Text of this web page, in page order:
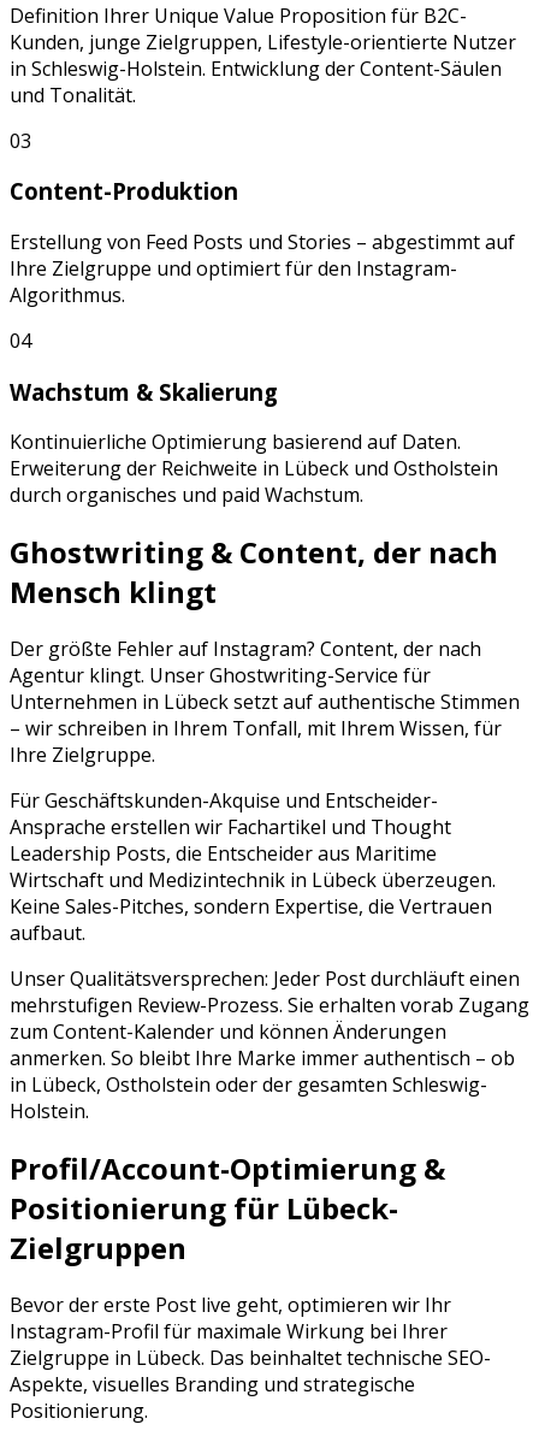
Definition Ihrer Unique Value Proposition für B2C-
Kunden, junge Zielgruppen, Lifestyle-orientierte Nutzer
in Schleswig-Holstein. Entwicklung der Content-Säulen
und Tonalität.
03
Content-Produktion
Erstellung von Feed Posts und Stories – abgestimmt auf
Ihre Zielgruppe und optimiert für den Instagram-
Algorithmus.
04
Wachstum & Skalierung
Kontinuierliche Optimierung basierend auf Daten.
Erweiterung der Reichweite in Lübeck und Ostholstein
durch organisches und paid Wachstum.
Ghostwriting & Content, der nach
Mensch klingt
Der größte Fehler auf Instagram? Content, der nach
Agentur klingt. Unser Ghostwriting-Service für
Unternehmen in Lübecksetzt auf authentische Stimmen
– wir schreiben in Ihrem Tonfall, mit Ihrem Wissen, für
Ihre Zielgruppe.
Für Geschäftskunden-Akquise und Entscheider-
Ansprache erstellen wir Fachartikel und Thought
Leadership Posts, die Entscheider aus Maritime
Wirtschaft und Medizintechnik in Lübeck überzeugen.
Keine Sales-Pitches, sondern Expertise, die Vertrauen
aufbaut.
Unser Qualitätsversprechen: Jeder Post durchläuft einen
mehrstufigen Review-Prozess. Sie erhalten vorab Zugang
zum Content-Kalender und können Änderungen
anmerken. So bleibt Ihre Marke immer authentisch – ob
in Lübeck, Ostholstein oder der gesamten Schleswig-
Holstein.
Profil/Account-Optimierung &
Positionierung für Lübeck-
Zielgruppen
Bevor der erste Post live geht, optimieren wir Ihr
Instagram-Profil für maximale Wirkung bei Ihrer
Zielgruppe in Lübeck. Das beinhaltet technische SEO-
Aspekte, visuelles Branding und strategische
Positionierung.